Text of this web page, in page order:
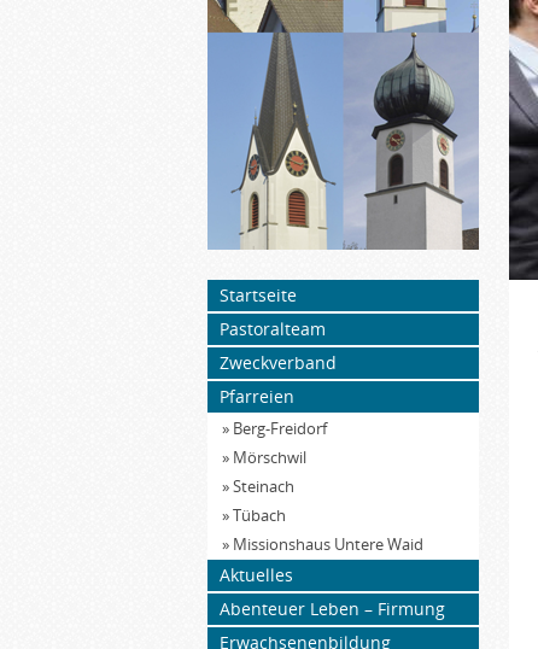
Startseite
Pastoralteam
Zweckverband
Pfarreien
» Berg-Freidorf
» Mörschwil
» Steinach
» Tübach
» Missionshaus Untere Waid
Aktuelles
Abenteuer Leben – Firmung
Erwachsenenbildung